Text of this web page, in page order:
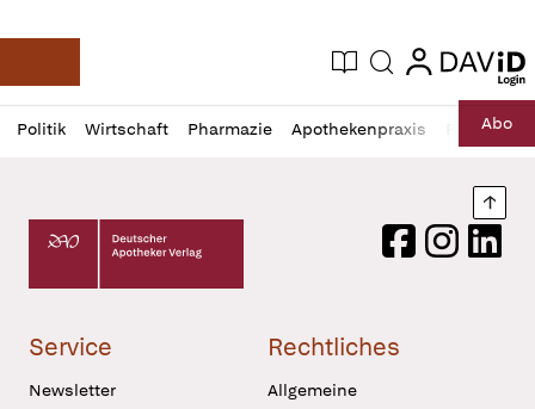
Deutsche Apotheker Zeitung
Aktuelle Ausgabe
Suche login
login
Politik Wirtschaft Pharmazie Apothekenpraxis RechtAbo
Profil
öffnen
Daz
Pur
Deutscher Apotheker Verlag Logo
FacebookInstagram
Service
Newsletter
Rechtliches
Allgemeine